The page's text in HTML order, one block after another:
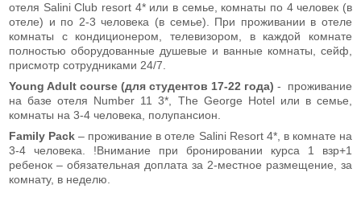
отеля Salini Club resort 4* или в семье, комнаты по 4 человек (в
отеле) и по 2-3 человека (в семье). При проживании в отеле
комнаты с кондиционером, телевизором, в каждой комнате
полностью оборудованные душевые и ванные комнаты, сейф,
присмотр сотрудниками 24/7.
Young Adult course (для студентов 17-22 года) - проживание
на базе отеля Number 11 3*, The George Hotel или в семье,
комнаты на 3-4 человека, полупансион.
Family Pack – проживание в отеле Salini Resort 4*, в комнате на
3-4 человека. !Внимание при бронировании курса 1 взр+1
ребенок – обязательная доплата за 2-местное размещение, за
комнату, в неделю.